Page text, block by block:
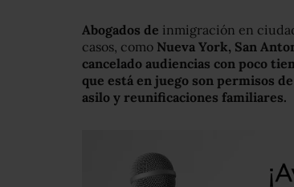
Abogados de inmigración en
casos, como Nueva York, San
cancelado audiencias con poco
que está en juego son permisos
asilo y reunificaciones familiares.